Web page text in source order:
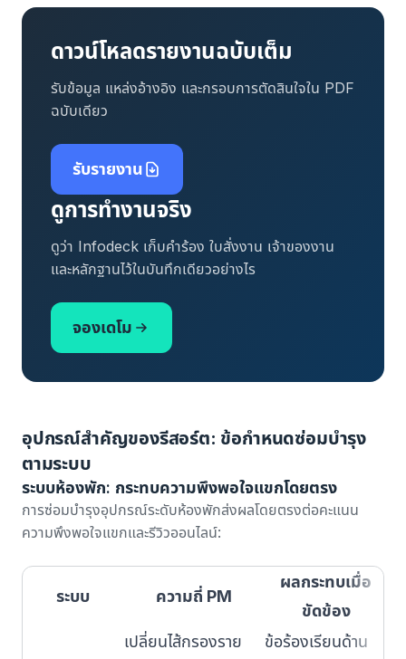
ดาวน์โหลดรายงานฉบับเต็ม
รับข้อมูล แหล่งอ้างอิง และกรอบการตัดสินใจใน PDF
ฉบับเดียว
รับรายงาน
ดูการทำงานจริง
ดูว่า Infodeck เก็บคำร้อง ใบสั่งงาน เจ้าของงาน
และหลักฐานไว้ในบันทึกเดียวอย่างไร
จองเดโม
อุปกรณ์สำคัญของรีสอร์ต: ข้อกำหนดซ่อมบำรุง
ตามระบบ
ระบบห้องพัก: กระทบความพึงพอใจแขกโดยตรง
การซ่อมบำรุงอุปกรณ์ระดับห้องพักส่งผลโดยตรงต่อคะแนน
ความพึงพอใจแขกและรีวิวออนไลน์:
ระบบ ความถี่ PM
ผลกระทบเมื่อ
ขัดข้อง
เปลี่ยนไส้กรองราย
ข้อร้องเรียนด้าน